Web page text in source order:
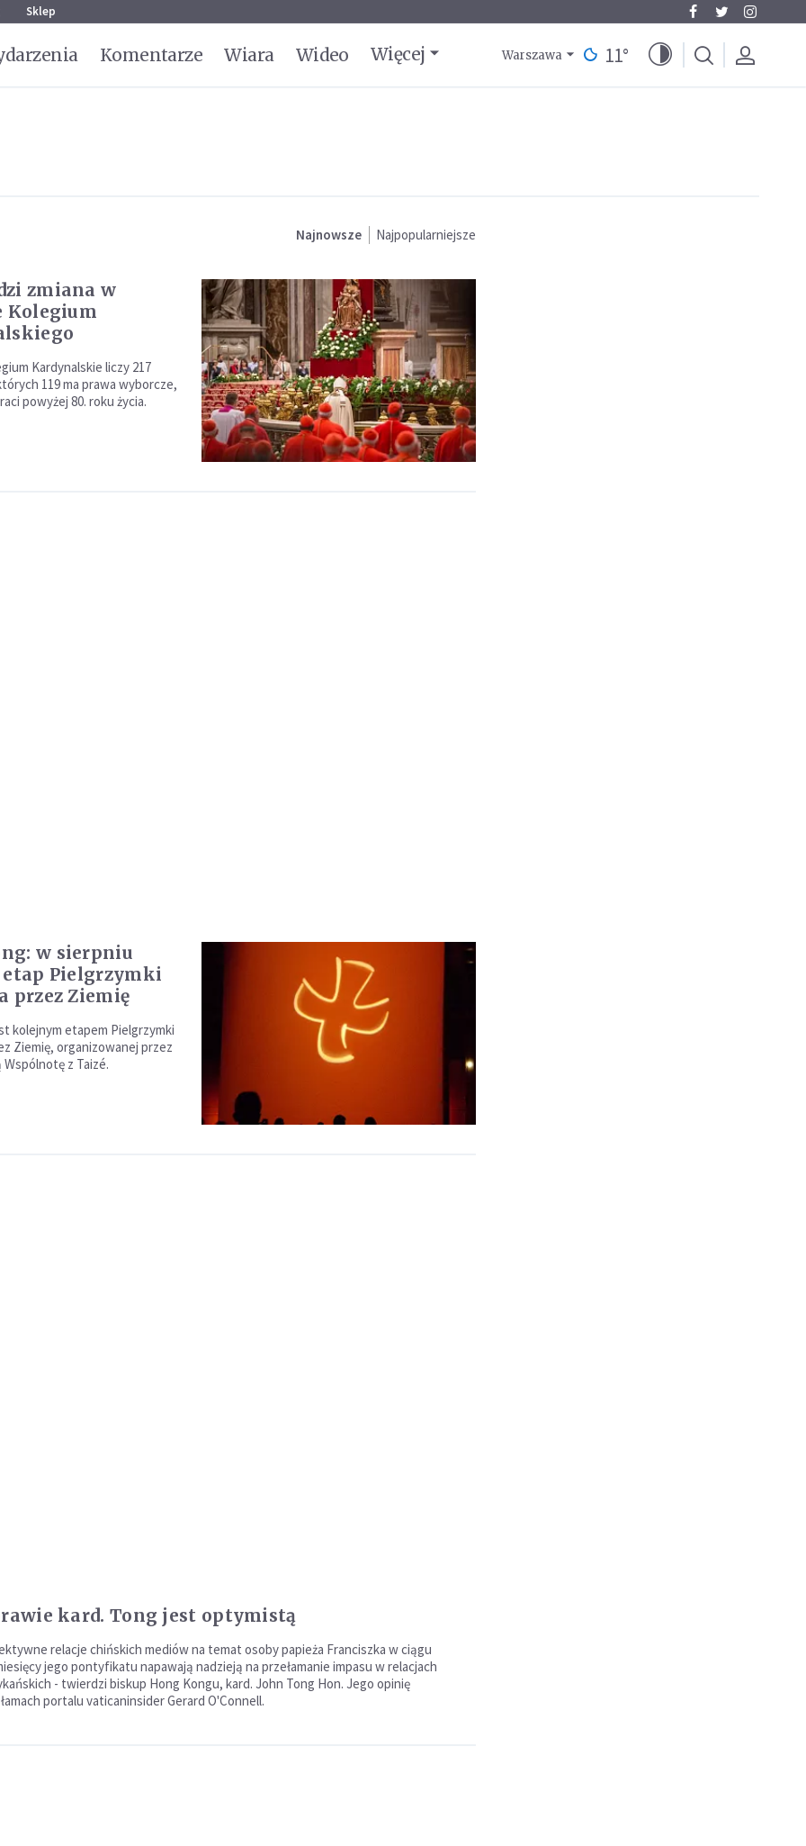
Sklep
Komentarze Wiara Wideo Więcej Warszawa 11°
Najnowsze Najpopularniejsze
zmiana w
Kolegium
Kardynalskie liczy 217
119 ma prawa wyborcze,
powyżej 80. roku życia.
w sierpniu
Pielgrzymki
przez Ziemię
kolejnym etapem Pielgrzymki
Ziemię, organizowanej przez
z Taizé.
kard. Tong jest optymistą
relacje chińskich mediów na temat osoby papieża Franciszka w ciągu
jego pontyfikatu napawają nadzieją na przełamanie impasu w relacjach
- twierdzi biskup Hong Kongu, kard. John Tong Hon. Jego opinię
portalu vaticaninsider Gerard O'Connell.